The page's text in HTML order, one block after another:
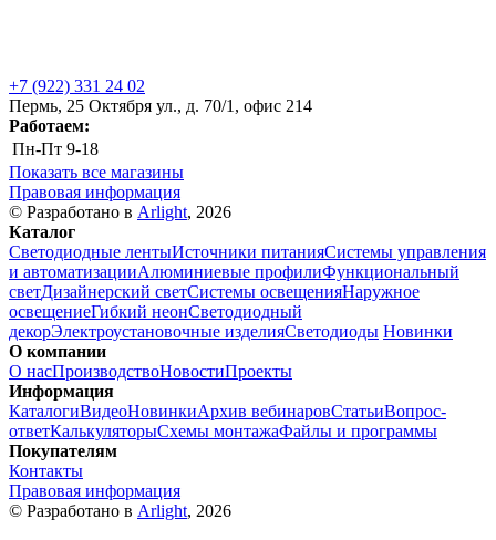
+7 (922) 331 24 02
Пермь, 25 Октября ул., д. 70/1, офис 214
Работаем:
Пн-Пт 9-18
Показать все магазины
Правовая информация
© Разработано в Arlight, 2026
Каталог
Светодиодные лентыИсточники питанияСистемы управления
и автоматизацииАлюминиевые профилиФункциональный
светДизайнерский светСистемы освещенияНаружное
освещениеГибкий неонСветодиодный
декорЭлектроустановочные изделияСветодиоды Новинки
О компании
О насПроизводствоНовостиПроекты
Информация
КаталогиВидеоНовинкиАрхив вебинаровСтатьиВопрос-
ответКалькуляторыСхемы монтажаФайлы и программы
Покупателям
Контакты
Правовая информация
© Разработано в Arlight, 2026